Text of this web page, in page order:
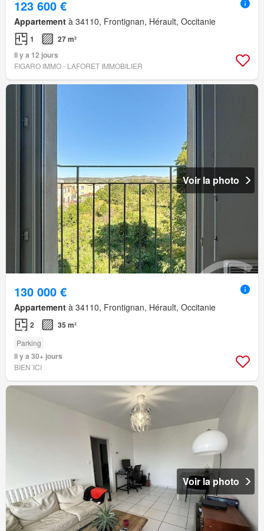
123 600 €
Appartement à 34110, Frontignan, Hérault, Occitanie
1
27 m²
Il y a 12 jours
FIGARO IMMO - LAFORET IMMOBILIER
Voir la photo
130 000 €
Appartement à 34110, Frontignan, Hérault, Occitanie
2 35 m²
Parking
Il y a 30+ jours
BIEN´ICI
Voir la photo